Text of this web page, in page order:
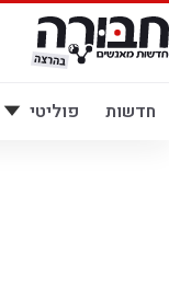
דלג
לתוכן
חדשות פוליטי